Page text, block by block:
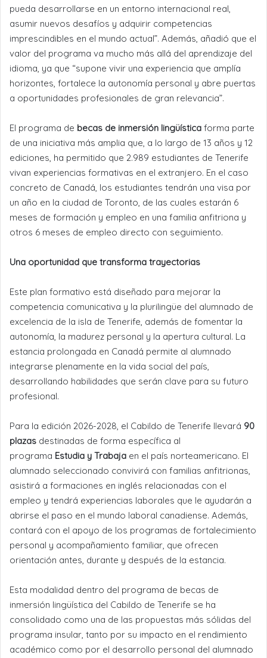
pueda desarrollarse en un entorno internacional real,
asumir nuevos desafíos y adquirir competencias
imprescindibles en el mundo actual”. Además, añadió que el
valor del programa va mucho más allá del aprendizaje del
idioma, ya que “supone vivir una experiencia que amplía
horizontes, fortalece la autonomía personal y abre puertas
a oportunidades profesionales de gran relevancia”.
El programa de becas de inmersión lingüística forma parte
de una iniciativa más amplia que, a lo largo de 13 años y 12
ediciones, ha permitido que 2.989 estudiantes de Tenerife
vivan experiencias formativas en el extranjero. En el caso
concreto de Canadá, los estudiantes tendrán una visa por
un año en la ciudad de Toronto, de las cuales estarán 6
meses de formación y empleo en una familia anfitriona y
otros 6 meses de empleo directo con seguimiento.
Una oportunidad que transforma trayectorias
Este plan formativo está diseñado para mejorar la
competencia comunicativa y la plurilingüe del alumnado de
excelencia de la isla de Tenerife, además de fomentar la
autonomía, la madurez personal y la apertura cultural. La
estancia prolongada en Canadá permite al alumnado
integrarse plenamente en la vida social del país,
desarrollando habilidades que serán clave para su futuro
profesional.
Para la edición 2026-2028, el Cabildo de Tenerife llevará 90
plazas destinadas de forma específica al
programa Estudia y Trabaja en el país norteamericano. El
alumnado seleccionado convivirá con familias anfitrionas,
asistirá a formaciones en inglés relacionadas con el
empleo y tendrá experiencias laborales que le ayudarán a
abrirse el paso en el mundo laboral canadiense. Además,
contará con el apoyo de los programas de fortalecimiento
personal y acompañamiento familiar, que ofrecen
orientación antes, durante y después de la estancia.
Esta modalidad dentro del programa de becas de
inmersión lingüística del Cabildo de Tenerife se ha
consolidado como una de las propuestas más sólidas del
programa insular, tanto por su impacto en el rendimiento
académico como por el desarrollo personal del alumnado